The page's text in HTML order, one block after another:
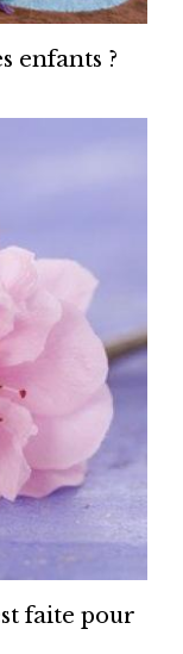
enfants ?
faite pour